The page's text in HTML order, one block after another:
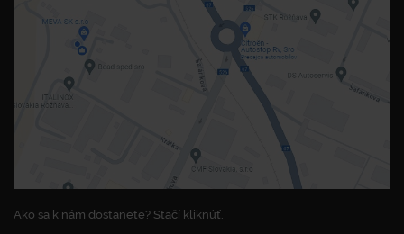
Ako sa k nám dostanete? Stačí kliknúť.